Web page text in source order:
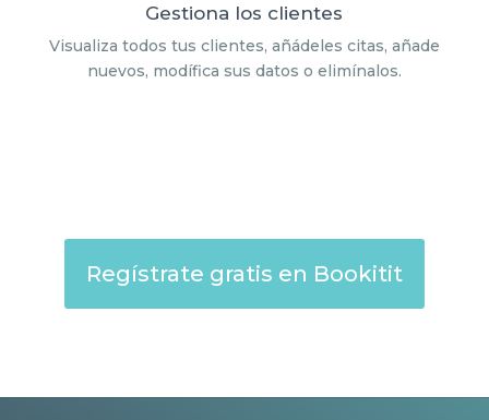
Gestiona los clientes
Visualiza todos tus clientes, añádeles citas, añade
nuevos, modífica sus datos o elimínalos.
Regístrate gratis en Bookitit